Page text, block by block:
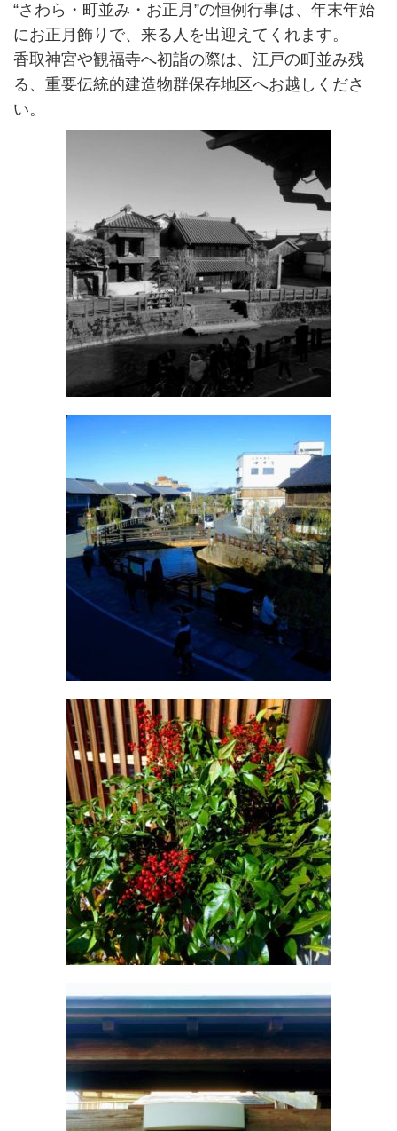
“さわら・町並み・お正月”の恒例行事は、年末年始
にお正月飾りで、来る人を出迎えてくれます。
香取神宮や観福寺へ初詣の際は、江戸の町並み残
る、重要伝統的建造物群保存地区へお越しくださ
い。